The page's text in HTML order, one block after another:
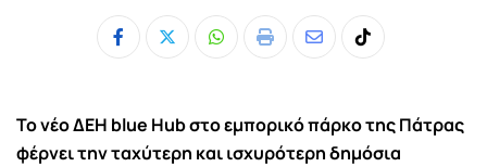
Whatsapp
Print
ShareTiktok
Το νέο ΔΕΗ blue Hub στο εμπορικό πάρκο της Πάτρας
φέρνει την ταχύτερη και ισχυρότερη δημόσια